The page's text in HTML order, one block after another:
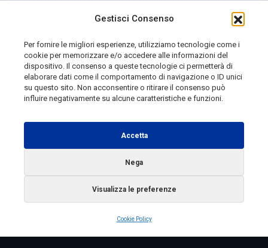
Gestisci Consenso
Per fornire le migliori esperienze, utilizziamo tecnologie come i
cookie per memorizzare e/o accedere alle informazioni del
dispositivo. Il consenso a queste tecnologie ci permetterà di
elaborare dati come il comportamento di navigazione o ID unici
su questo sito. Non acconsentire o ritirare il consenso può
influire negativamente su alcune caratteristiche e funzioni.
Accetta
Nega
Visualizza le preferenze
Cookie Policy
23 June 2026
Telemolise - reg. Tribunale di Campobasso n. 133 del
10/08/1982 - Direttore Responsabile:MANUELA
Testata Giornalistica Sportiva: reg. Tribunale Di
Campobasso n. 224 del 4/5/1996 - Direttore Responsabile:
ANTONIO DI LALLO
Radio Tele Molise s.r.l. - P.IVA 00213640709